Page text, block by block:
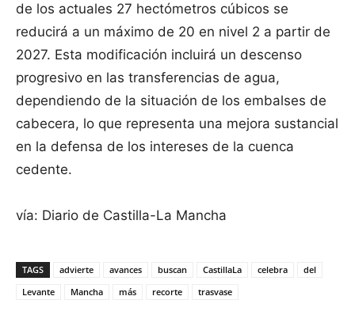
de los actuales 27 hectómetros cúbicos se
reducirá a un máximo de 20 en nivel 2 a partir de
2027. Esta modificación incluirá un descenso
progresivo en las transferencias de agua,
dependiendo de la situación de los embalses de
cabecera, lo que representa una mejora sustancial
en la defensa de los intereses de la cuenca
cedente.
vía: Diario de Castilla-La Mancha
TAGS advierte avances buscan CastillaLa celebra
del
Levante
Mancha más recorte trasvase